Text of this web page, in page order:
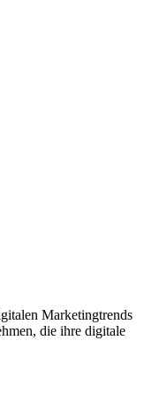
Marketingtrends
die ihre digitale